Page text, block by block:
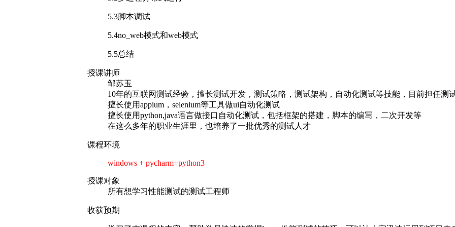
5.3脚本调试
5.4no_web模式和web模式
5.5总结
授课讲师
邹苏玉
10年的互联网测试经验，擅长测试开发，测试策略，测试架构，自动化测试等技能，目前担任测
擅长使用appium，selenium等工具做ui自动化测试
擅长使用python,java语言做接口自动化测试，包括框架的搭建，脚本的编写，二次开发等
在这么多年的职业生涯里，也培养了一批优秀的测试人才
课程环境
windows + pycharm+python3
授课对象
所有想学习性能测试的测试工程师
收获预期